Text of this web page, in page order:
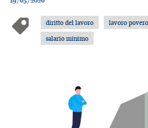
diritto del lavoro lavoro povero
salario minimo